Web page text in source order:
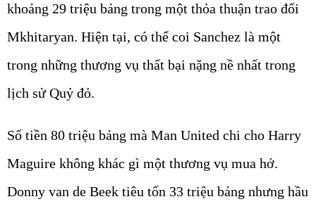
khoảng 29 triệu bảng trong một thỏa thuận trao đổi
Mkhitaryan. Hiện tại, có thể coi Sanchez là một
trong những thương vụ thất bại nặng nề nhất trong
lịch sử Quỷ đỏ.
Số tiền 80 triệu bảng mà Man United chi cho Harry
Maguire không khác gì một thương vụ mua hớ.
Donny van de Beek tiêu tốn 33 triệu bảng nhưng hầu